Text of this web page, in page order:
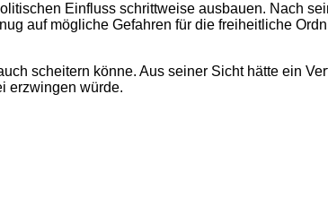
Einfluss schrittweise ausbauen. Nach
auf mögliche Gefahren für die freiheitliche
scheitern könne. Aus seiner Sicht hätte ein
erzwingen würde.